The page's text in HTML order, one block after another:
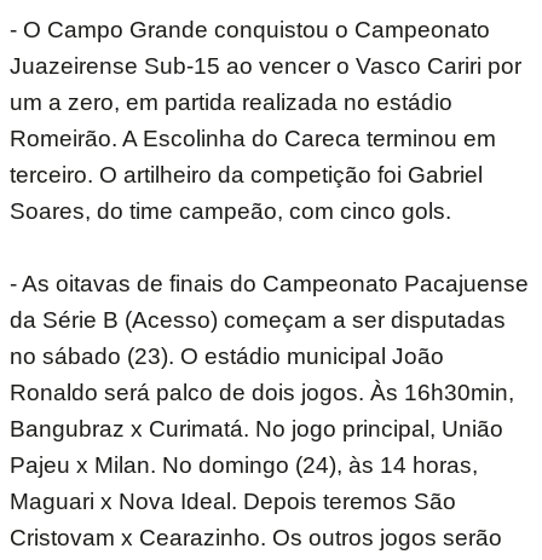
- O Campo Grande conquistou o Campeonato
Juazeirense Sub-15 ao vencer o Vasco Cariri por
um a zero, em partida realizada no estádio
Romeirão. A Escolinha do Careca terminou em
terceiro. O artilheiro da competição foi Gabriel
Soares, do time campeão, com cinco gols.
- As oitavas de finais do Campeonato Pacajuense
da Série B (Acesso) começam a ser disputadas
no sábado (23). O estádio municipal João
Ronaldo será palco de dois jogos. Às 16h30min,
Bangubraz x Curimatá. No jogo principal, União
Pajeu x Milan. No domingo (24), às 14 horas,
Maguari x Nova Ideal. Depois teremos São
Cristovam x Cearazinho. Os outros jogos serão